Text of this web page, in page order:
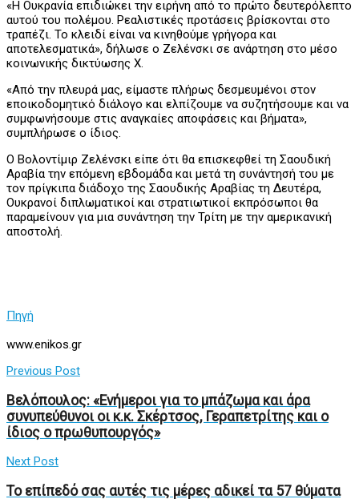
«Η Ουκρανία επιδιώκει την ειρήνη από το πρώτο δευτερόλεπτο
αυτού του πολέμου. Ρεαλιστικές προτάσεις βρίσκονται στο
τραπέζι. Το κλειδί είναι να κινηθούμε γρήγορα και
αποτελεσματικά», δήλωσε ο Ζελένσκι σε ανάρτηση στο μέσο
κοινωνικής δικτύωσης Χ.
«Από την πλευρά μας, είμαστε πλήρως δεσμευμένοι στον
εποικοδομητικό διάλογο και ελπίζουμε να συζητήσουμε και να
συμφωνήσουμε στις αναγκαίες αποφάσεις και βήματα»,
συμπλήρωσε ο ίδιος.
Ο Βολοντίμιρ Ζελένσκι είπε ότι θα επισκεφθεί τη Σαουδική
Αραβία την επόμενη εβδομάδα και μετά τη συνάντησή του με
τον πρίγκιπα διάδοχο της Σαουδικής Αραβίας τη Δευτέρα,
Ουκρανοί διπλωματικοί και στρατιωτικοί εκπρόσωποι θα
παραμείνουν για μια συνάντηση την Τρίτη με την αμερικανική
αποστολή.
Πηγή
www.enikos.gr
Previous Post
Βελόπουλος: «Ενήμεροι για το μπάζωμα και άρα
συνυπεύθυνοι οι κ.κ. Σκέρτσος, Γεραπετρίτης και ο
ίδιος ο πρωθυπουργός»
Next Post
Το επίπεδό σας αυτές τις μέρες αδικεί τα 57 θύματα